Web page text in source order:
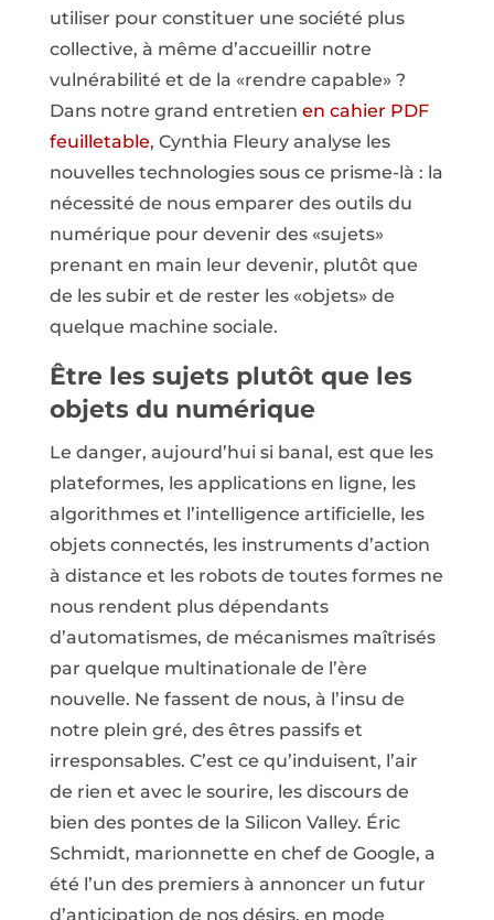
utiliser pour constituer une société plus
collective, à même d’accueillir notre
vulnérabilité et de la «rendre capable» ?
Dans notre grand entretien en cahier PDF
feuilletable, Cynthia Fleury analyse les
nouvelles technologies sous ce prisme-là : la
nécessité de nous emparer des outils du
numérique pour devenir des «sujets»
prenant en main leur devenir, plutôt que
de les subir et de rester les «objets» de
quelque machine sociale.
Être les sujets plutôt que les
objets du numérique
Le danger, aujourd’hui si banal, est que les
plateformes, les applications en ligne, les
algorithmes et l’intelligence artificielle, les
objets connectés, les instruments d’action
à distance et les robots de toutes formes ne
nous rendent plus dépendants
d’automatismes, de mécanismes maîtrisés
par quelque multinationale de l’ère
nouvelle. Ne fassent de nous, à l’insu de
notre plein gré, des êtres passifs et
irresponsables. C’est ce qu’induisent, l’air
de rien et avec le sourire, les discours de
bien des pontes de la Silicon Valley. Éric
Schmidt, marionnette en chef de Google, a
été l’un des premiers à annoncer un futur
d’anticipation de nos désirs, en mode